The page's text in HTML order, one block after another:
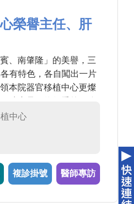
榮譽主任、肝
、南肇隆」的美譽，三
有特色，各自闖出一片
本院器官移植中心更燦
，鄭院長扮演功不可滅
中心
複診掛號 醫師專訪